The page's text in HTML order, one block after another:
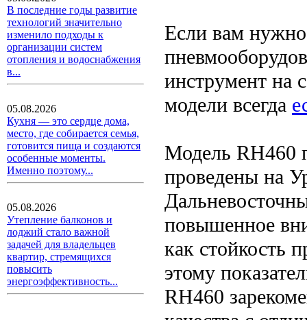
В последние годы развитие
технологий значительно
изменило подходы к
организации систем
отопления и водоснабжения
в...
05.08.2026
Кухня — это сердце дома,
место, где собирается семья,
готовится пища и создаются
особенные моменты.
Именно поэтому...
05.08.2026
Утепление балконов и
лоджий стало важной
задачей для владельцев
квартир, стремящихся
повысить
энергоэффективность...
Если вам
инструмент на
модели всегда
Модель RH460
проведены на
повышенное
как стойкость
этому
RH460